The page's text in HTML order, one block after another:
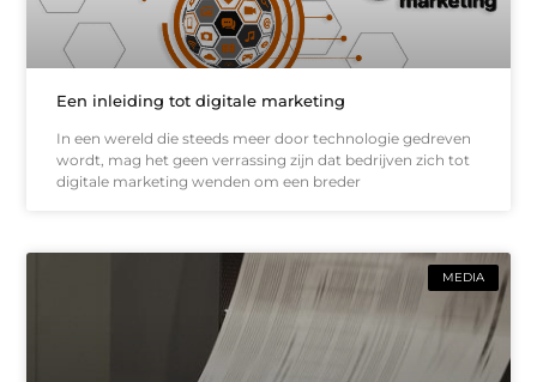
Een inleiding tot digitale marketing
In een wereld die steeds meer door technologie gedreven
wordt, mag het geen verrassing zijn dat bedrijven zich tot
digitale marketing wenden om een breder
MEDIA